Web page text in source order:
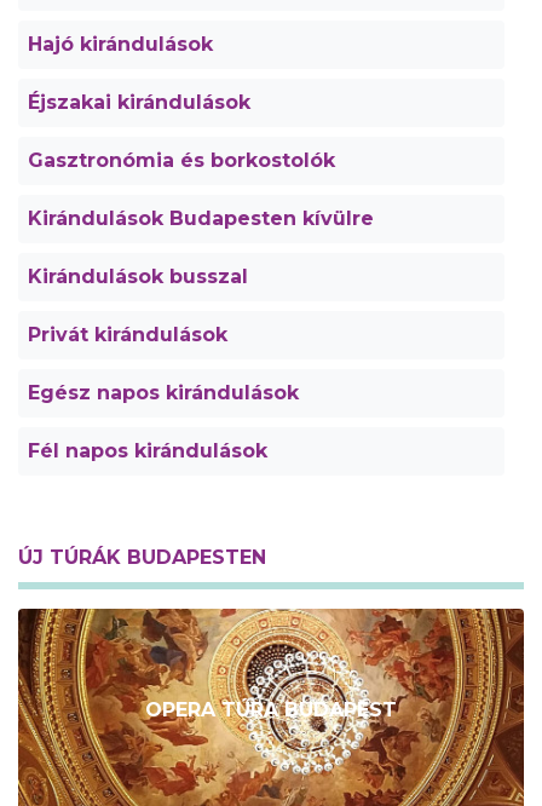
Hajó kirándulások
Éjszakai kirándulások
Gasztronómia és borkostolók
Kirándulások Budapesten kívülre
Kirándulások busszal
Privát kirándulások
Egész napos kirándulások
Fél napos kirándulások
ÚJ TÚRÁK BUDAPESTEN
OPERA TÚRA BUDAPEST